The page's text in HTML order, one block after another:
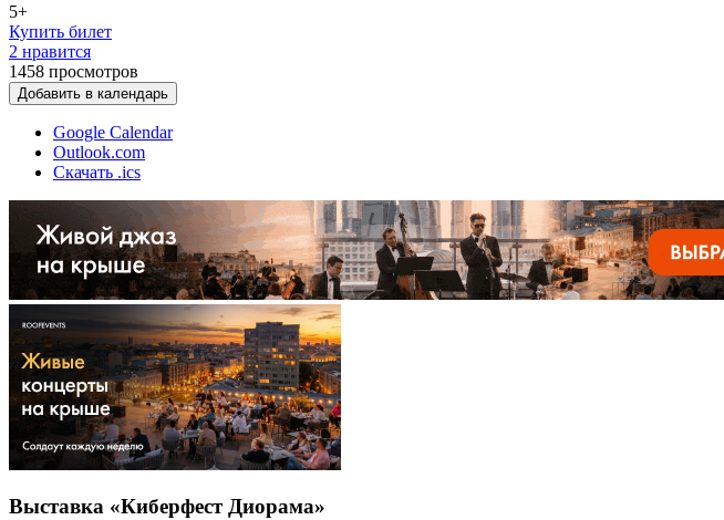
5+
Купить билет
2 нравится
1458 просмотров
Добавить в календарь
Google Calendar
Outlook.com
Скачать .ics
Выставка «Киберфест Диорама»